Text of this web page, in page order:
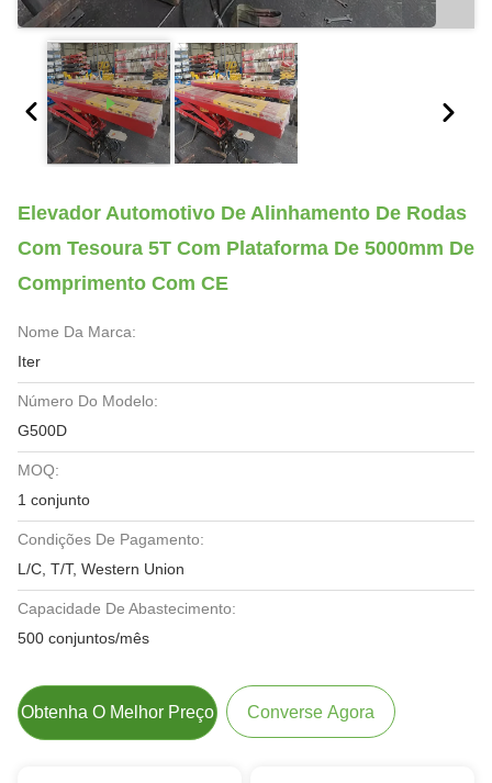
Elevador Automotivo De Alinhamento De Rodas
Com Tesoura 5T Com Plataforma De 5000mm De
Comprimento Com CE
Nome Da Marca:
Iter
Número Do Modelo:
G500D
MOQ:
1 conjunto
Condições De Pagamento:
L/C, T/T, Western Union
Capacidade De Abastecimento:
500 conjuntos/mês
Obtenha O Melhor Preço Converse Agora